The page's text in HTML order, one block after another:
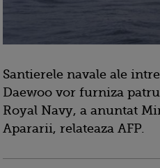
Santierele navale ale
Daewoo vor furniza
Royal Navy, a anuntat
Apararii, relateaza AFP.